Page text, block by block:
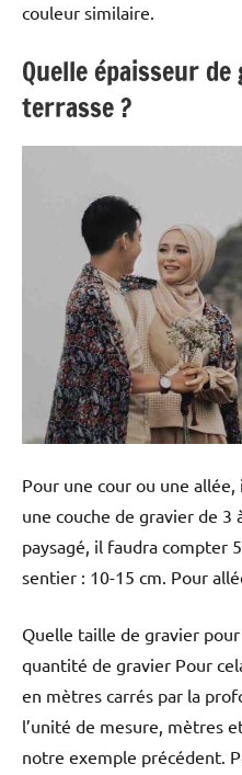
couleur similaire.
Quelle épaisseur
terrasse ?
Pour une cour ou une
une couche de gravier de 3
paysagé, il faudra compter
sentier : 10-15 cm. Pour
Quelle taille de gravier
quantité de gravier Pour
en mètres carrés par la
l’unité de mesure, mètres
notre exemple précédent.